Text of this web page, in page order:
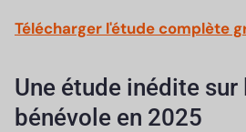
Télécharger l'étude complète
Une étude inédite
bénévole en 2025